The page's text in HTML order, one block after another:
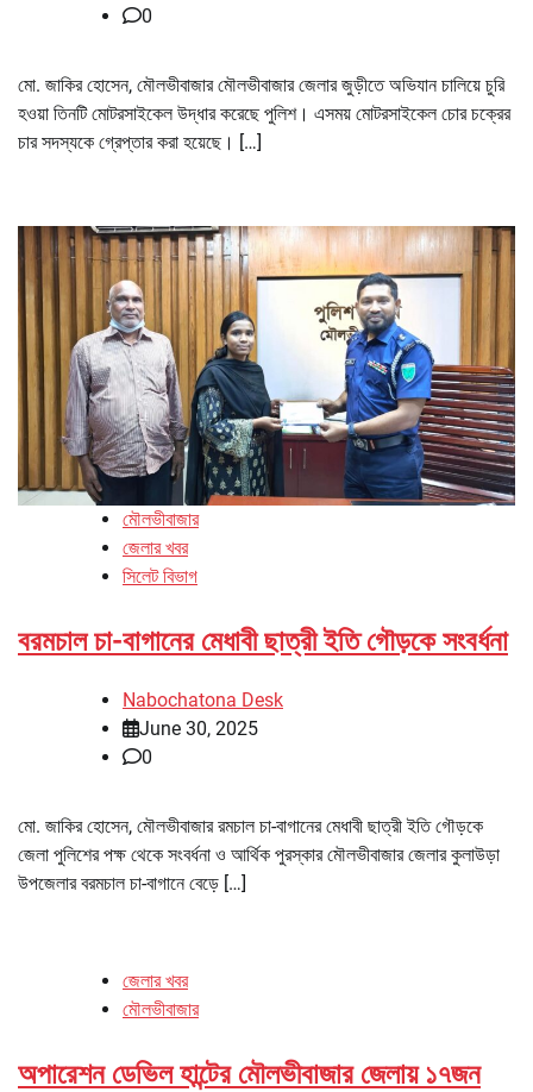
0
মো. জাকির হোসেন, মৌলভীবাজার মৌলভীবাজার জেলার জুড়ীতে অভিযান চালিয়ে চুরি
হওয়া তিনটি মোটরসাইকেল উদ্ধার করেছে পুলিশ। এসময় মোটরসাইকেল চোর চক্রের
চার সদস্যকে গ্রেপ্তার করা হয়েছে। […]
মৌলভীবাজার
জেলার খবর
সিলেট বিভাগ
বরমচাল চা-বাগানের মেধাবী ছাত্রী ইতি গৌড়কে সংবর্ধনা
Nabochatona Desk
June 30, 2025
0
মো. জাকির হোসেন, মৌলভীবাজার রমচাল চা-বাগানের মেধাবী ছাত্রী ইতি গৌড়কে
জেলা পুলিশের পক্ষ থেকে সংবর্ধনা ও আর্থিক পুরস্কার মৌলভীবাজার জেলার কুলাউড়া
উপজেলার বরমচাল চা-বাগানে বেড়ে […]
জেলার খবর
মৌলভীবাজার
অপারেশন ডেভিল হান্টের মৌলভীবাজার জেলায় ১৭জন